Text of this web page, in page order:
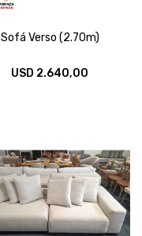
Sofá Verso (2.70m)
USD 2.640,00